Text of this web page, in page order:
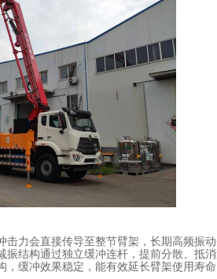
力会直接传导至整节臂架，长期高频振
结构通过独立缓冲连杆，提前分散、抵
，缓冲效果稳定，能有效延长臂架使用寿命